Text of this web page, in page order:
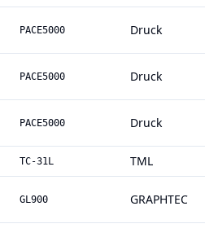
PACE5000 Druck
PACE5000 Druck
PACE5000 Druck
TC-31L TML
GL900 GRAPHTEC